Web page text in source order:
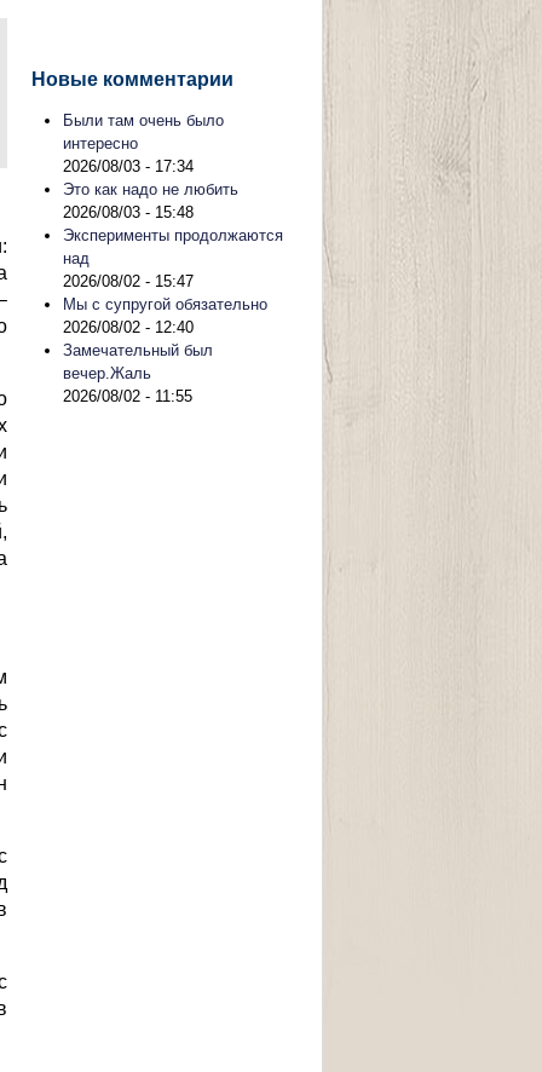
Новые комментарии
Были там очень было
интересно
2026/08/03 - 17:34
Это как надо не любить
2026/08/03 - 15:48
Эксперименты продолжаются
над
2026/08/02 - 15:47
Мы с супругой обязательно
2026/08/02 - 12:40
Замечательный был
вечер.Жаль
2026/08/02 - 11:55